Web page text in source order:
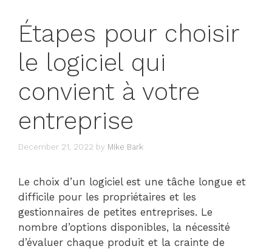
Étapes pour choisir
le logiciel qui
convient à votre
entreprise
December 21, 2022 by Mike Bark
Le choix d’un logiciel est une tâche longue et
difficile pour les propriétaires et les
gestionnaires de petites entreprises. Le
nombre d’options disponibles, la nécessité
d’évaluer chaque produit et la crainte de